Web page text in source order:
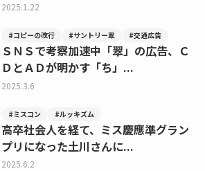
2025.1.22
#コピーの改行 #サントリー翠 #交通広告
ＳＮＳで考察加速中「翠」の広告、Ｃ
ＤとＡＤが明かす「ち」...
2025.3.6
#ミスコン #ルッキズム
高卒社会人を経て、ミス慶應準グラン
プリになった土川さんに...
2025.6.2